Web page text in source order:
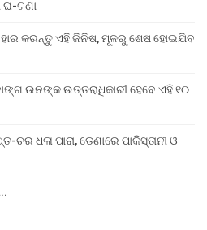
ଘ-ଟଣା
କରନ୍ତୁ ଏହି ଜିନିଷ, ମୂଳରୁ ଶେଷ ହୋଇଯିବ
ଉନଙ୍କ ଉତ୍ତରାଧିକାରୀ ହେବେ ଏହି ୧୦
ଧଳା ପାରା, ଡେଣାରେ ପାକିସ୍ତାନୀ ଓ